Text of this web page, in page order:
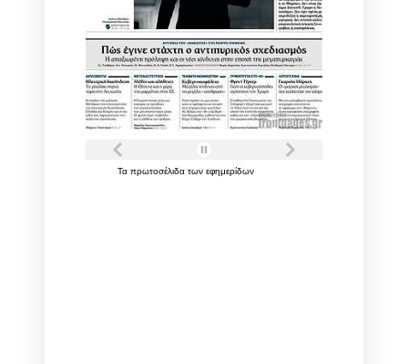
Τα πρωτοσέλιδα των εφημερίδων